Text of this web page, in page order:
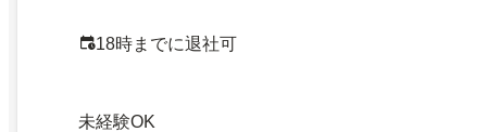
18時までに退社可
未経験OK